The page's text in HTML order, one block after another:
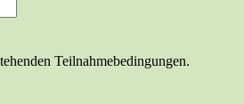
Teilnahmebedingungen.